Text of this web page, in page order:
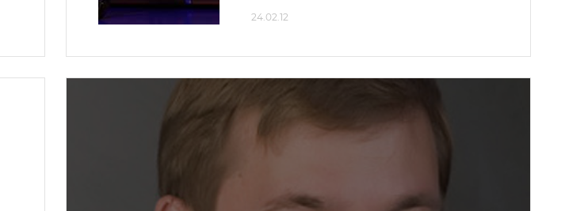
24.02.12